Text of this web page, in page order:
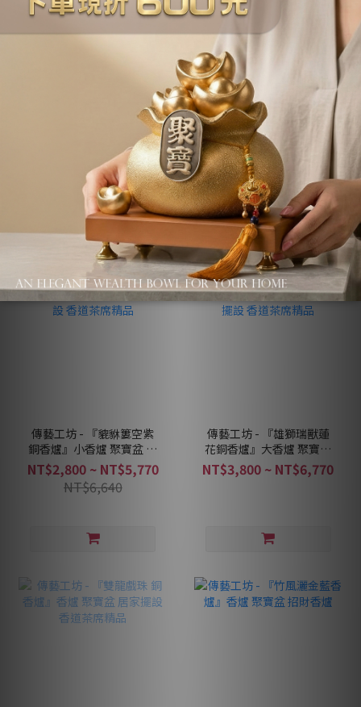
傳藝工坊 - 『 蓮香荷韻 粉
傳藝工坊 - 『 蓮生吉祥 粉
引茶具套組』提梁壺 酒精
NT$4,800
1 2 3 4 5 »
傳藝工坊 - 『貔貅簍空紫
銅香爐』小香爐 聚寶盆 居
家擺設 香道茶席精品
NT$2,800 ~ NT$5,770
NT$6,640
傳藝工坊 - 『雄獅瑞獸蓮
花銅香爐』大香爐 聚寶盆
居家擺設 香道茶席精品
NT$3,800 ~ NT$6,770